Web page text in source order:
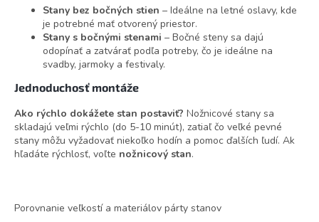
Stany bez bočných stien – Ideálne na letné oslavy, kde
je potrebné mať otvorený priestor.
Stany s bočnými stenami – Bočné steny sa dajú
odopínať a zatvárať podľa potreby, čo je ideálne na
svadby, jarmoky a festivaly.
Jednoduchosť montáže
Ako rýchlo dokážete stan postaviť? Nožnicové stany sa
skladajú veľmi rýchlo (do 5-10 minút), zatiaľ čo veľké pevné
stany môžu vyžadovať niekoľko hodín a pomoc ďalších ľudí. Ak
hľadáte rýchlosť, voľte nožnicový stan.
Porovnanie veľkostí a materiálov párty stanov